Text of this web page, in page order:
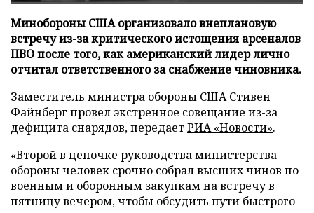
Минобороны США организовало внеплановую
встречу из-за критического истощения арсеналов
ПВО после того, как американский лидер лично
отчитал ответственного за снабжение чиновника.
Заместитель министра обороны США Стивен
Файнберг провел экстренное совещание из-за
дефицита снарядов, передаетРИА «Новости».
«Второй в цепочке руководства министерства
обороны человек срочно собрал высших чинов по
военным и оборонным закупкам на встречу в
пятницу вечером, чтобы обсудить пути быстрого